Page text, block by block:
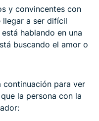
y convincentes con
llegar a ser difícil
hablando en una
buscando el amor o
continuación para ver
la persona con la